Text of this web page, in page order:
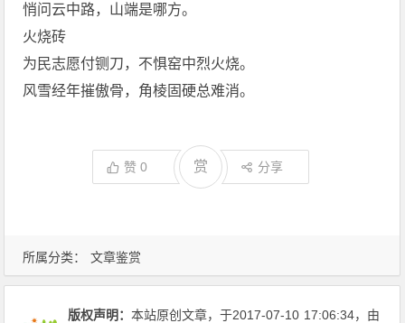
所属分类： 文章鉴赏
悄问云中路，山端是哪方。
火烧砖
为民志愿付铡刀，不惧窑中烈火烧。
风雪经年摧傲骨，角棱固硬总难消。
赞0 赏 分享
版权声明：本站原创文章，于2017-07-10 17:06:34，由